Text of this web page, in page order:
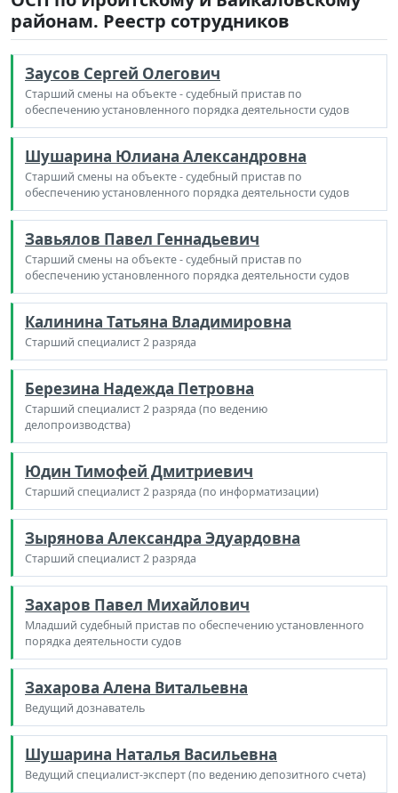
районам. Реестр сотрудников
Заусов Сергей Олегович
Старший смены на объекте - судебный пристав по
обеспечению установленного порядка деятельности судов
Шушарина Юлиана Александровна
Старший смены на объекте - судебный пристав по
обеспечению установленного порядка деятельности судов
Завьялов Павел Геннадьевич
Старший смены на объекте - судебный пристав по
обеспечению установленного порядка деятельности судов
Калинина Татьяна Владимировна
Старший специалист 2 разряда
Березина Надежда Петровна
Старший специалист 2 разряда (по ведению
делопроизводства)
Юдин Тимофей Дмитриевич
Старший специалист 2 разряда (по информатизации)
Зырянова Александра Эдуардовна
Старший специалист 2 разряда
Захаров Павел Михайлович
Младший судебный пристав по обеспечению установленного
порядка деятельности судов
Захарова Алена Витальевна
Ведущий дознаватель
Шушарина Наталья Васильевна
Ведущий специалист-эксперт (по ведению депозитного счета)